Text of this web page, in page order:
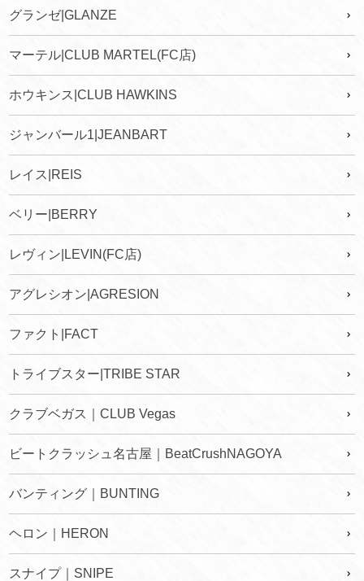
グランゼ|GLANZE
マーテル|CLUB MARTEL(FC店)
ホウキンス|CLUB HAWKINS
ジャンバール1|JEANBART
レイス|REIS
ベリー|BERRY
レヴィン|LEVIN(FC店)
アグレシオン|AGRESION
ファクト|FACT
トライブスター|TRIBE STAR
クラブベガス｜CLUB Vegas
ビートクラッシュ名古屋｜BeatCrushNAGOYA
バンティング｜BUNTING
ヘロン｜HERON
スナイプ｜SNIPE